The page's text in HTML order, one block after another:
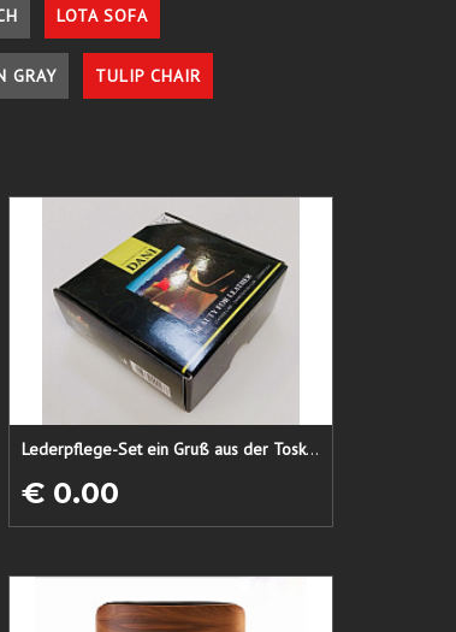
LOTA SOFA
GRAY TULIP CHAIR
Lederpflege-Set ein Gruß aus der Toskana...
€ 0.00